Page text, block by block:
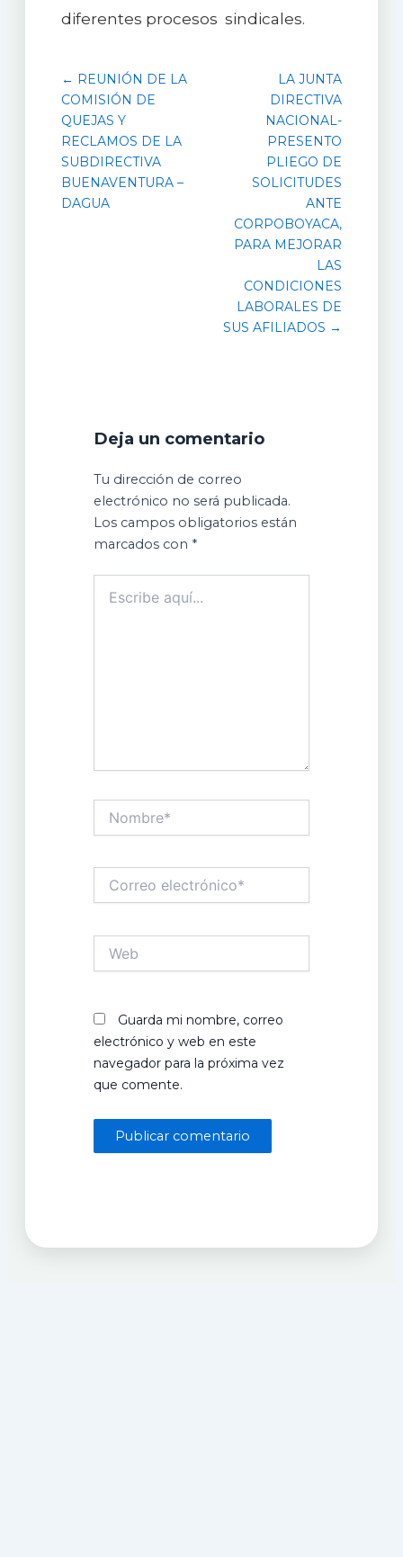
diferentes procesos sindicales.
← REUNIÓN DE LA
COMISIÓN DE
QUEJAS Y
RECLAMOS DE LA
SUBDIRECTIVA
BUENAVENTURA –
DAGUA
LA JUNTA
DIRECTIVA
NACIONAL-
PRESENTO
PLIEGO DE
SOLICITUDES
ANTE
CORPOBOYACA,
PARA MEJORAR
LAS
CONDICIONES
LABORALES DE
SUS AFILIADOS →
Deja un comentario
Tu dirección de correo
electrónico no será publicada.
Los campos obligatorios están
marcados con *
aquí...
electrónico*
Guarda mi nombre, correo
electrónico y web en este
navegador para la próxima vez
que comente.